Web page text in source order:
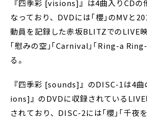
『四季彩 [visions]』は4曲入りCDの
なっており、DVDには｢櫻｣のMVと
動員を記録した赤坂BLITZでのLIVE
｢慰みの空｣｢Carnival｣｢Ring-a
る。
『四季彩 [sounds]』のDISC-1は4
ions]』のDVDに収録されている
されており、DISC-2には｢櫻｣｢千夜